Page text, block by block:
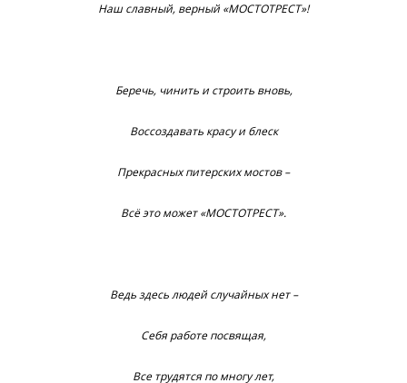
Наш славный, верный «МОСТОТРЕСТ»!
Беречь, чинить и строить вновь,
Воссоздавать красу и блеск
Прекрасных питерских мостов –
Всё это может «МОСТОТРЕСТ».
Ведь здесь людей случайных нет –
Себя работе посвящая,
Все трудятся по многу лет,